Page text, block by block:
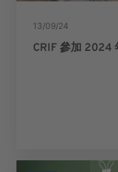
13/09/24
CRIF 參加 2024